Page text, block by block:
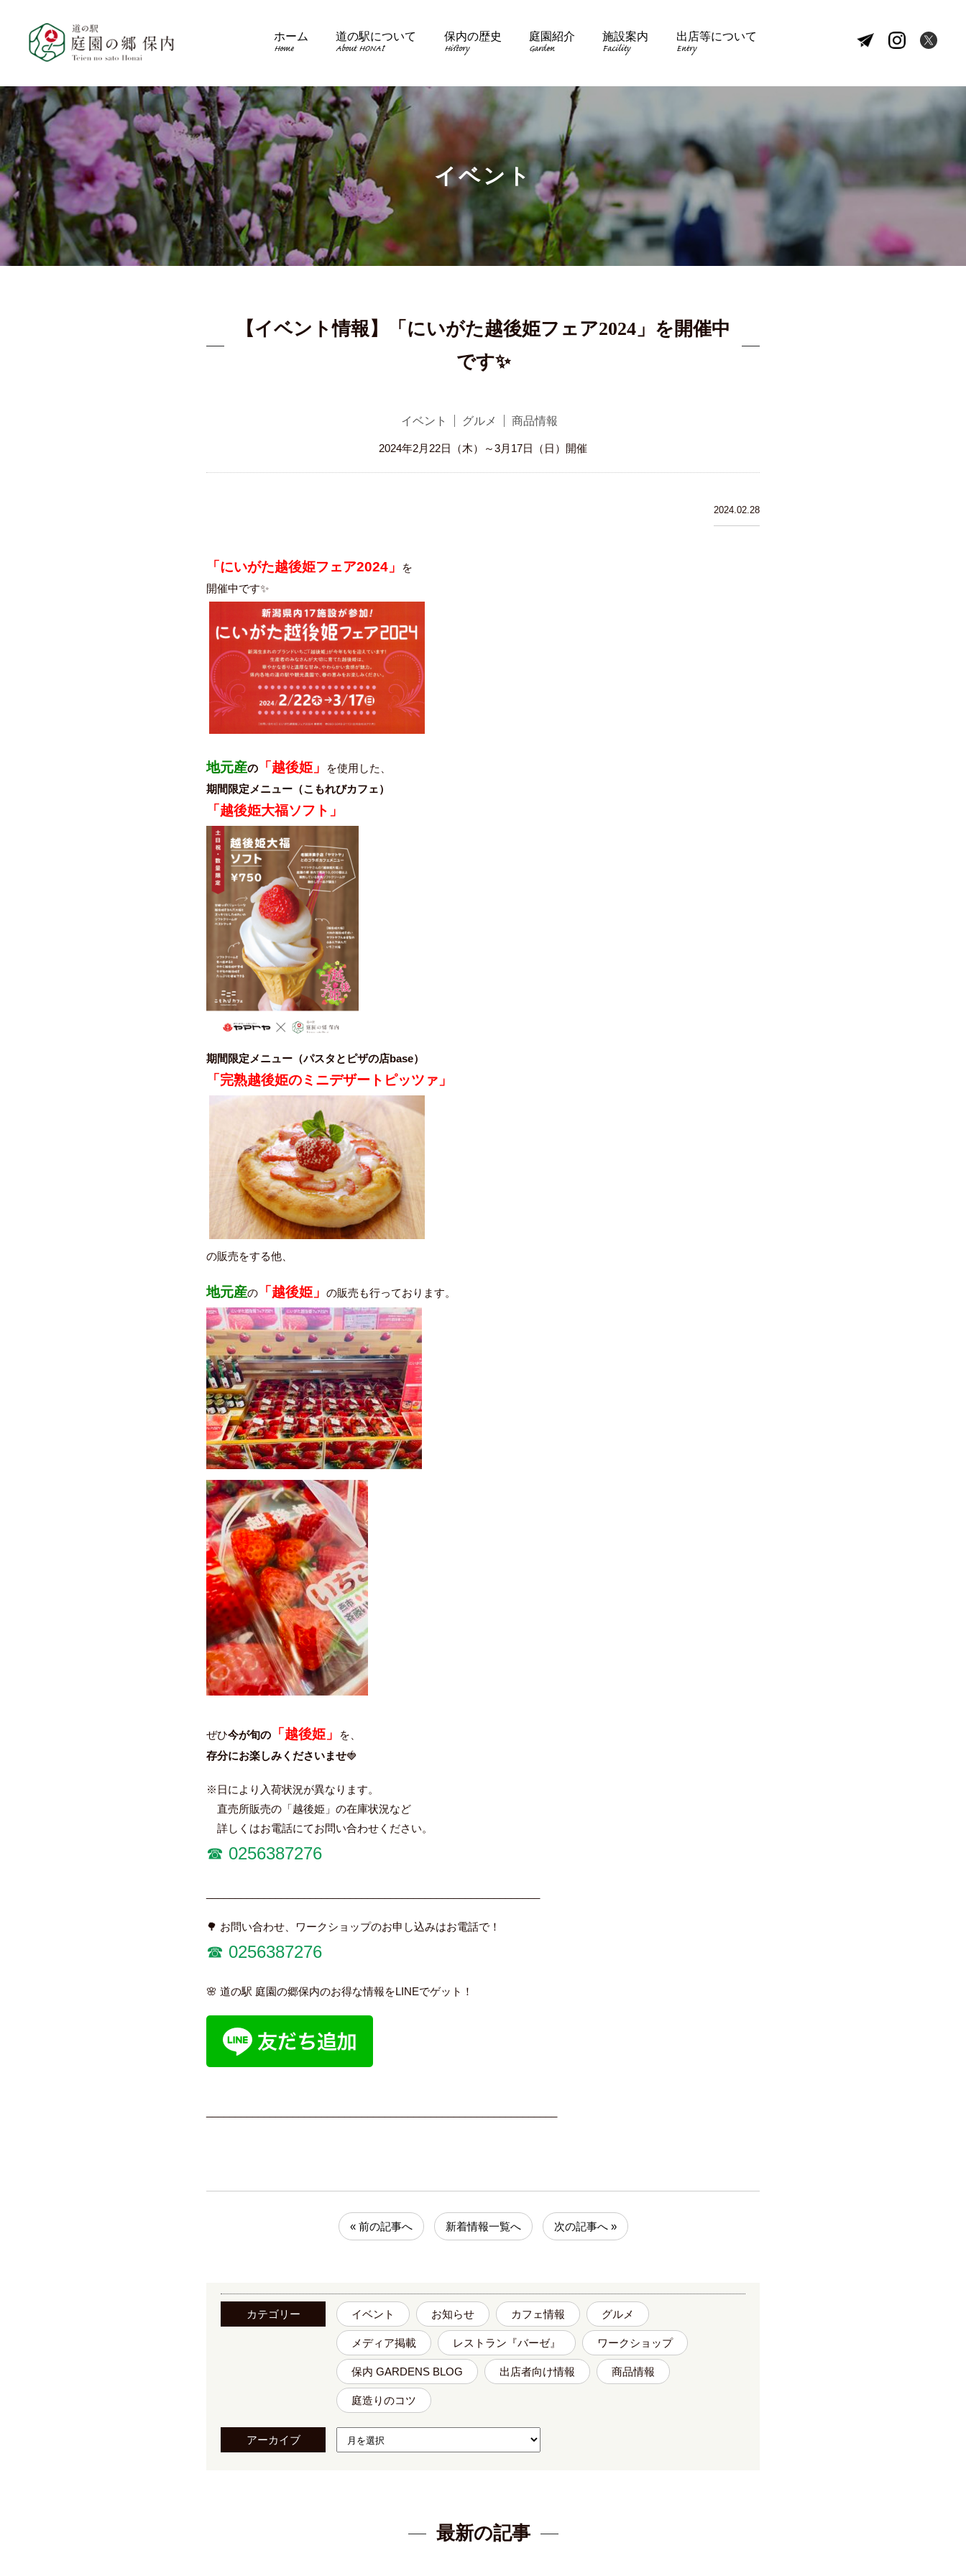
ホーム
Home
道の駅について
About HONAI
保内の歴史
History
庭園紹介
Garden
施設案内
Facility
出店等について
Entry
イベント
【イベント情報】「にいがた越後姫フェア2024」を開催中
です✨
イベント グルメ 商品情報
2024年2月22日（木）～3月17日（日）開催
2024.02.28
「にいがた越後姫フェア2024」
を
開催中です✨
地元産の 「越後姫」
を使用した、
期間限定メニュー（こもれびカフェ）
「越後姫大福ソフト」
期間限定メニュー（パスタとピザの店base）
「完熟越後姫のミニデザートピッツァ」
の販売をする他、
地元産の 「越後姫」 の販売も行っております。
ぜひ今が旬の 「越後姫」
を、
存分にお楽しみくださいませ🍓
※日により入荷状況が異なります。
直売所販売の「越後姫」の在庫状況など
詳しくはお電話にてお問い合わせください。
☎︎ 0256387276
🌳 お問い合わせ、ワークショップのお申し込みはお電話で！
☎︎ 0256387276
🌸 道の駅 庭園の郷保内のお得な情報をLINEでゲット！
« 前の記事へ 新着情報一覧へ 次の記事へ »
カテゴリー イベント お知らせ カフェ情報 グルメ
メディア掲載 レストラン『バーゼ』 ワークショップ
保内 GARDENS BLOG 出店者向け情報 商品情報
庭造りのコツ
アーカイブ
最新の記事